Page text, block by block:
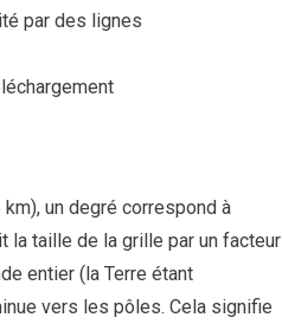
par des lignes
un degré correspond à
la taille de la grille par un facteur
entier (la Terre étant
vers les pôles. Cela signifie